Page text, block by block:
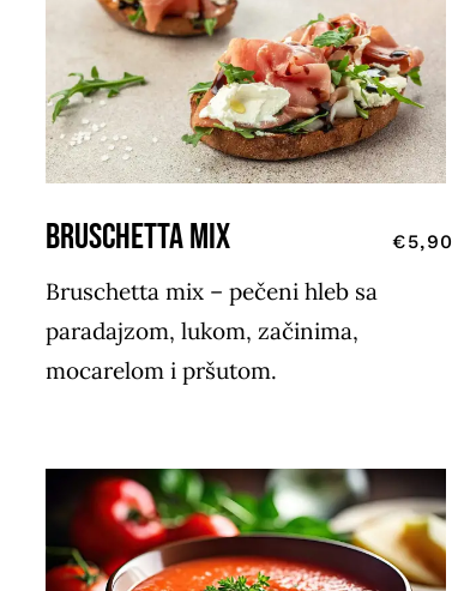
BRUSCHETTA MIX €5,90
Bruschetta mix – pečeni hleb sa
paradajzom, lukom, začinima,
mocarelom i pršutom.